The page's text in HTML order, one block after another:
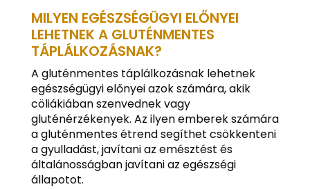
MILYEN EGÉSZSÉGÜGYI ELŐNYEI
LEHETNEK A GLUTÉNMENTES
TÁPLÁLKOZÁSNAK?
A gluténmentes táplálkozásnak lehetnek
egészségügyi előnyei azok számára, akik
cöliákiában szenvednek vagy
gluténérzékenyek. Az ilyen emberek számára
a gluténmentes étrend segíthet csökkenteni
a gyulladást, javítani az emésztést és
általánosságban javítani az egészségi
állapotot.